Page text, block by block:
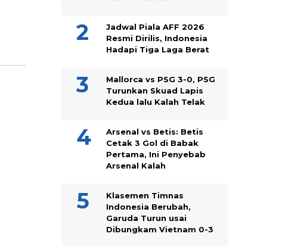
Jadwal Piala AFF 2026
Resmi Dirilis, Indonesia
Hadapi Tiga Laga Berat
Mallorca vs PSG 3-0, PSG
Turunkan Skuad Lapis
Kedua lalu Kalah Telak
Arsenal vs Betis: Betis
Cetak 3 Gol di Babak
Pertama, Ini Penyebab
Arsenal Kalah
Klasemen Timnas
Indonesia Berubah,
Garuda Turun usai
Dibungkam Vietnam 0-3